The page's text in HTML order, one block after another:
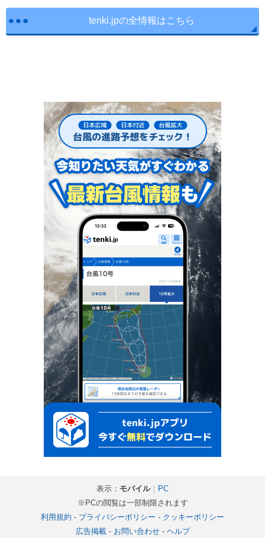
tenki.jpの全情報はこちら
表示： モバイル｜ PC
※PCの閲覧は一部制限されます
利用規約 - プライバシーポリシー - クッキーポリシー
広告掲載- お問い合わせ- ヘルプ